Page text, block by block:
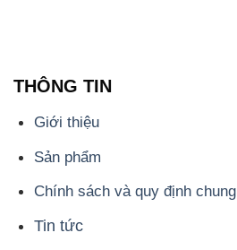
THÔNG TIN
Giới thiệu
Sản phẩm
Chính sách và quy định chung
Tin tức